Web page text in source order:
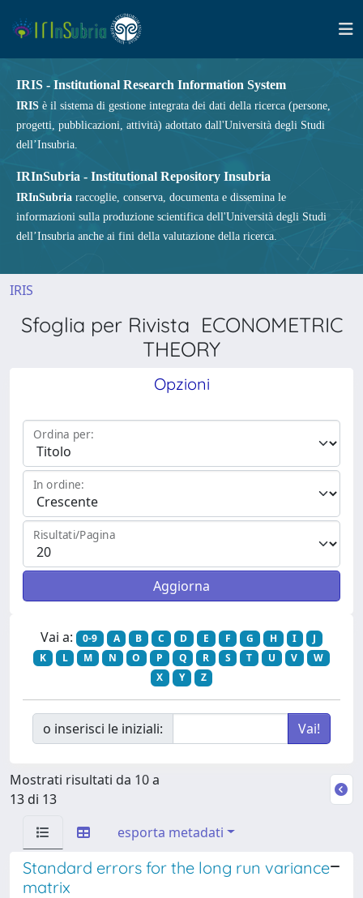
IRIS - Institutional Research Information System
IRIS è il sistema di gestione integrata dei dati della ricerca (persone,
progetti, pubblicazioni, attività) adottato dall'Università degli Studi
dell’Insubria.
IRInSubria - Institutional Repository Insubria
IRInSubria raccoglie, conserva, documenta e dissemina le
informazioni sulla produzione scientifica dell'Università degli Studi
dell’Insubria anche ai fini della valutazione della ricerca.
IRIS
Sfoglia per Rivista ECONOMETRIC
THEORY
Opzioni
Ordina per:
In ordine:
Risultati/Pagina
Vai a: 0-9 A B C D E F G H I
J
K
L M N O P Q R S T U V
W
X
Y Z
o inserisci le iniziali:
Mostrati risultati da 10 a
13 di 13
esporta metadati
Standard errors for the long run variance
matrix